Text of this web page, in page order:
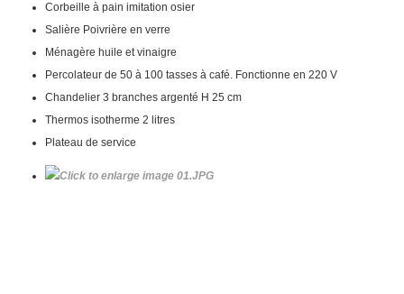
Corbeille à pain imitation osier
Salière Poivrière en verre
Ménagère huile et vinaigre
Percolateur de 50 à 100 tasses à café. Fonctionne en 220 V
Chandelier 3 branches argenté H 25 cm
Thermos isotherme 2 litres
Plateau de service